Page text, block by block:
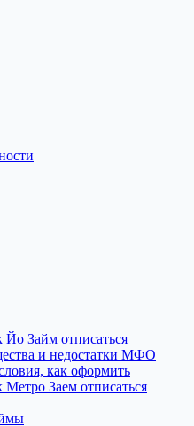
Йо Займ отписаться
и недостатки МФО
как оформить
Заем отписаться